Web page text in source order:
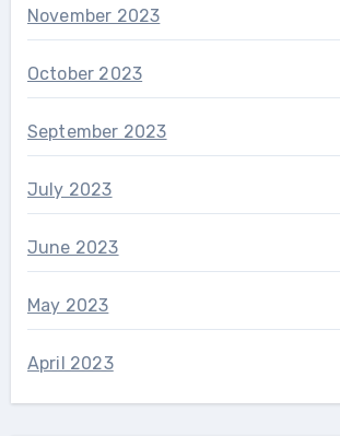
November 2023
October 2023
September 2023
July 2023
June 2023
May 2023
April 2023